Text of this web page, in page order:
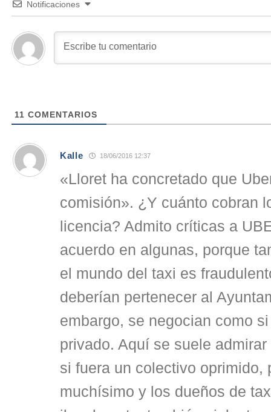
Notificaciones
11 COMENTARIOS
Kalle 18/06/2016 12:37
«Lloret ha concretado que
comisión». ¿Y cuánto cobran
licencia? Admito críticas a
acuerdo en algunas, porque
el mundo del taxi es
deberían pertenecer al
embargo, se negocian como
privado. Aquí se suele
si fuera un colectivo oprimido,
muchísimo y los dueños de